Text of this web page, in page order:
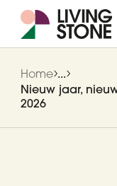
Home ...
Nieuw jaar,
2026